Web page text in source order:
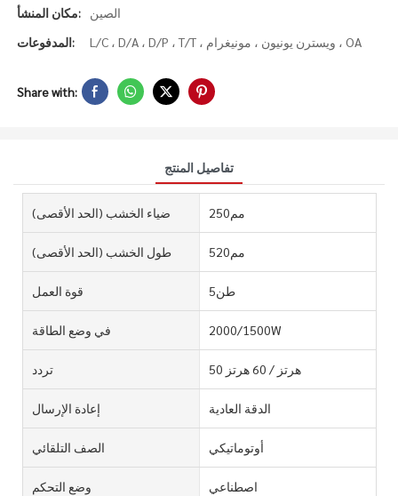
مكان المنشأ:
الصين
المدفوعات:
L/C ، D/A ، D/P ، T/T ، ويسترن يونيون ، مونيغرام ، OA
Share with:
تفاصيل المنتج
ضياء الخشب (الحد الأقصى) مم250
طول الخشب (الحد الأقصى) مم520
قوة العمل طن5
في وضع الطاقة 2000/1500W
تردد 50 هرتز / 60 هرتز
إعادة الإرسال الدقة العادية
الصف التلقائي أوتوماتيكي
وضع التحكم اصطناعي